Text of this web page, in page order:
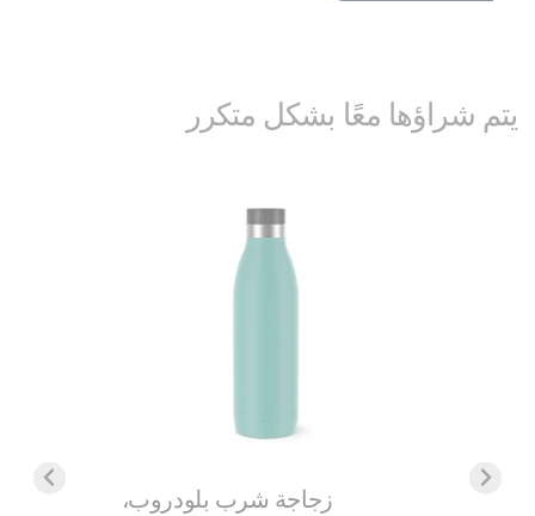
يتم شراؤها معًا بشكل متكرر
زجاجة شرب بلودروب،